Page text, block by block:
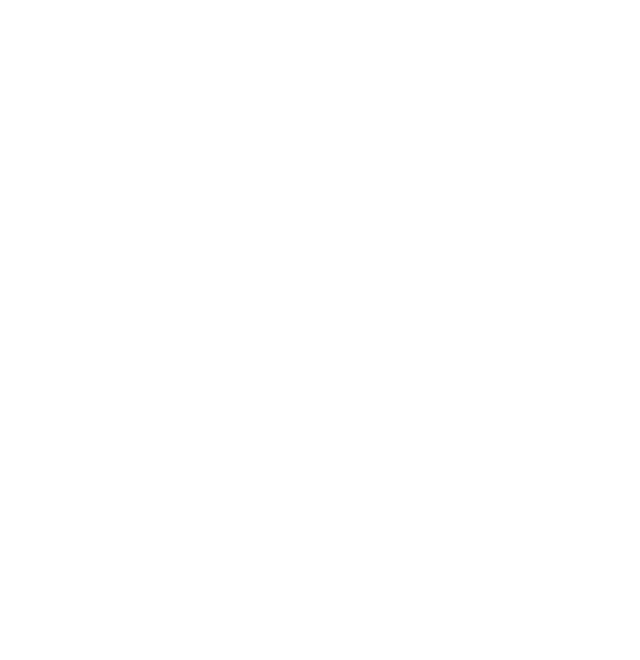
送しています